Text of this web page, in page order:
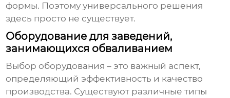
формы. Поэтому универсального решения
здесь просто не существует.
Оборудование для заведений,
занимающихся обваливанием
Выбор оборудования – это важный аспект,
определяющий эффективность и качество
производства. Существуют различные типы